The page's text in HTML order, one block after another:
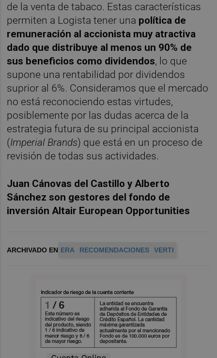
de la venta de tabaco. Estas características
permiten a Logista tener una política de
remuneración al accionista muy atractiva
dado que distribuye al menos un 90% de
sus beneficios como dividendos, lo que
supone una rentabilidad por dividendos
suprior al 6%. Consideramos que el mercado
no está reconociendo estas virtudes,
posiblemente por las dudas acerca de la
estrategia futura de su principal accionista
(Imperial Brands) que está en un proceso de
revisión de todas sus actividades.
Juan Cánovas del Castillo y Alberto
Sánchez son gestores del fondo de
inversión Altair European Opportunities
ARCHIVADO EN ERA RECOMENDACIONES VERTI